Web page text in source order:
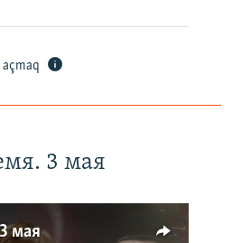
3 мая
мая